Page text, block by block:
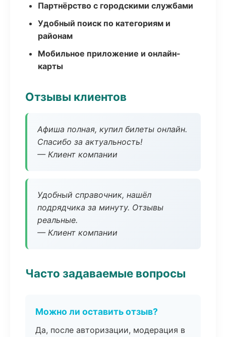
Партнёрство с городскими службами
Удобный поиск по категориям и
районам
Мобильное приложение и онлайн-
карты
Отзывы клиентов
Афиша полная, купил билеты онлайн.
Спасибо за актуальность!
— Клиент компании
Удобный справочник, нашёл
подрядчика за минуту. Отзывы
реальные.
— Клиент компании
Часто задаваемые вопросы
Можно ли оставить отзыв?
Да, после авторизации, модерация в